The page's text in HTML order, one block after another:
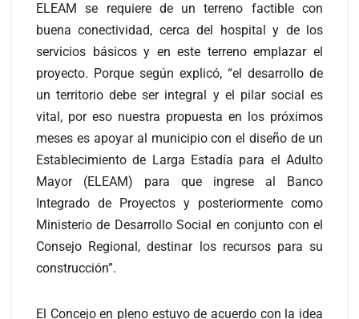
ELEAM se requiere de un terreno factible con
buena conectividad, cerca del hospital y de los
servicios básicos y en este terreno emplazar el
proyecto. Porque según explicó, “el desarrollo de
un territorio debe ser integral y el pilar social es
vital, por eso nuestra propuesta en los próximos
meses es apoyar al municipio con el diseño de un
Establecimiento de Larga Estadía para el Adulto
Mayor (ELEAM) para que ingrese al Banco
Integrado de Proyectos y posteriormente como
Ministerio de Desarrollo Social en conjunto con el
Consejo Regional, destinar los recursos para su
construcción”.
El Concejo en pleno estuvo de acuerdo con la idea